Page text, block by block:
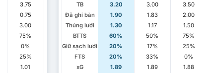
3.75
0.75
3.00
75%
0%
25%
1.01
TB
3.20 3.00
3.50
Đã ghi bàn
1.90 1.83
2.00
Thủng lưới
1.30 1.17
1.50
BTTS
60% 50%
75%
Giữ sạch lưới
20% 17%
25%
FTS
20% 33%
0%
xG
1.89 1.89
1.88